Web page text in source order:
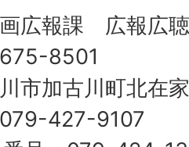
広報課 広報広
8501
市加古川町北在
427-9107